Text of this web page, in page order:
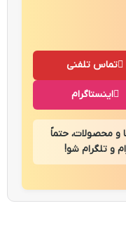
تماس تلفنی
اینستاگرام
محصولات، حتماً
و تلگرام شو!